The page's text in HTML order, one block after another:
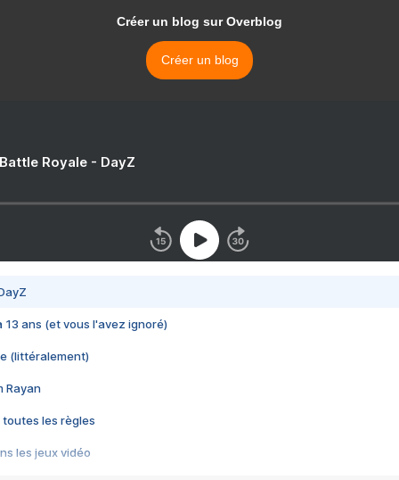
Créer un blog sur Overblog
Créer un blog
Royale - DayZ
13 ans (et vous l'avez ignoré)
(littéralement)
Rayan
toutes les règles
les jeux vidéo